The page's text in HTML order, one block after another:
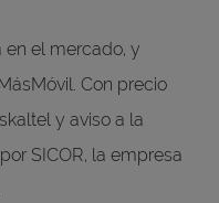
el mercado, y
Con precio
y aviso a la
SICOR, la empresa